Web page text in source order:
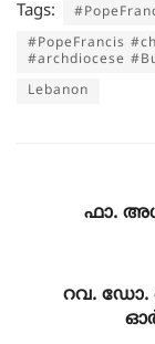
Tags:
#PopeFrancis
#archdiocese
Lebanon
ഫാ.
റവ.